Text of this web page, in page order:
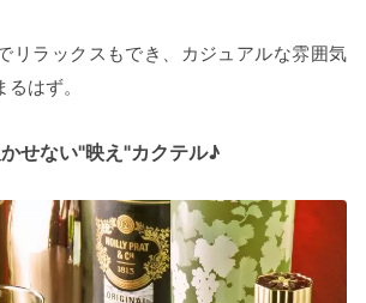
リラックスもでき、カジュアルな雰囲気
はず。
せない"映え"カクテル♪